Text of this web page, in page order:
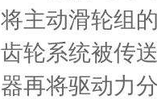
将主动滑轮组
齿轮系统被传
器再将驱动力